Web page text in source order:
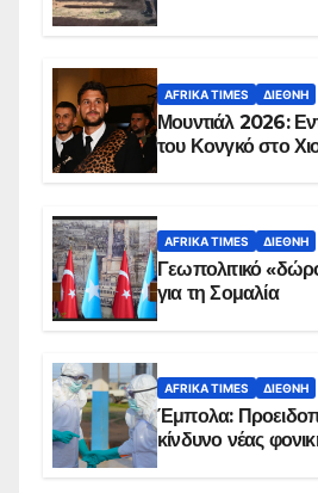
AFRIKA TIMES ΔΙΕΘΝΉ
Μουντιάλ 2026:
του Κονγκό στο
AFRIKA TIMES ΔΙΕΘΝΉ
Γεωπολιτικό
για τη Σομαλία
AFRIKA TIMES ΔΙΕΘΝΉ
Έμπολα:
κίνδυνο νέας